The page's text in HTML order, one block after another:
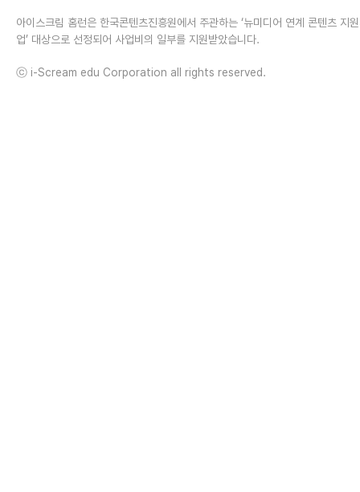
아이스크림 홈런은 한국콘텐츠진흥원에서 주관하는 ‘뉴미디어 연계 콘텐츠 지
업’ 대상으로 선정되어 사업비의 일부를 지원받았습니다.
ⓒ i-Scream edu Corporation all rights reserved.